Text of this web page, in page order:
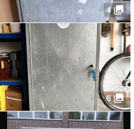
4 photo_library
6 photo_library